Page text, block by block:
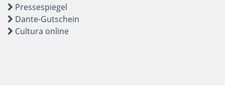
Pressespiegel
Dante-Gutschein
Cultura online